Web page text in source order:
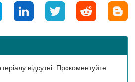
відсутні. Прокоментуйте